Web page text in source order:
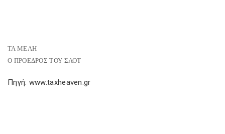
ΤΑ ΜΕΛΗ
Ο ΠΡΟΕΔΡΟΣ ΤΟΥ ΣΛΟΤ
Πηγή: www.taxheaven.gr